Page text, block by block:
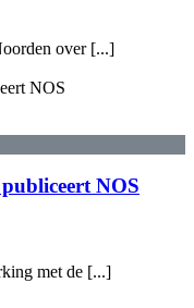
over [...]
NOS
met de [...]